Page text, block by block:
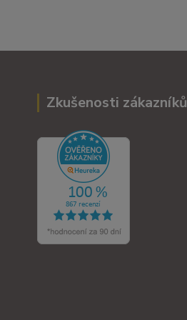
Zkušenosti zákazníků